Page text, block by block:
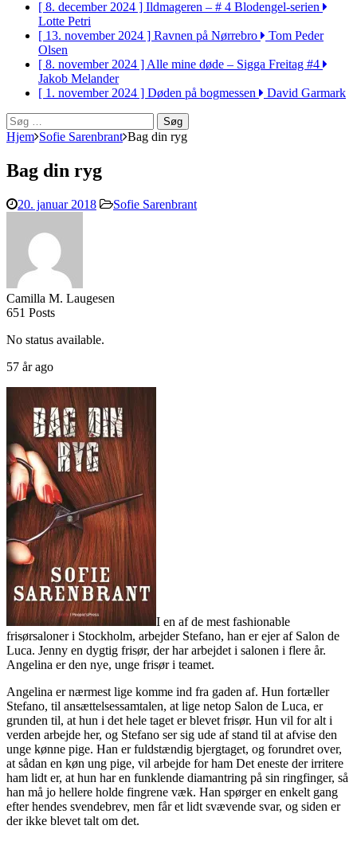
[ 8. december 2024 ] Ildmageren – # 4 Blodengel-serien
Lotte Petri
[ 13. november 2024 ] Ravnen på Nørrebro
Tom Peder
Olsen
[ 8. november 2024 ]Alle mine døde – Sigga Freitag #4
Jakob Melander
[ 1. november 2024 ] Døden på bogmessen
David Garmark
Søg
efter:
Hjem Sofie Sarenbrant Bag din ryg
Bag din ryg
20. januar 2018 Sofie Sarenbrant
Camilla M. Laugesen
651 Posts
No status available.
57 år ago
I en af de mest fashionable
frisørsaloner i Stockholm, arbejder Stefano, han er ejer af Salon de
Luca. Jenny en dygtig frisør, der har arbejdet i salonen i flere år.
Angelina er den nye, unge frisør i teamet.
Angelina er nærmest lige komme ind fra gaden af. Hun fortæller
Stefano, til ansættelsessamtalen, at lige netop Salon de Luca, er
grunden til, at hun i det hele taget er blevet frisør. Hun vil for alt i
verden arbejde her, og Stefano ser sig ude af stand til at afvise den
unge kønne pige. Han er fuldstændig bjergtaget, og forundret over,
at sådan en køn ung pige, vil arbejde for ham Det eneste der irritere
ham lidt er, at hun har en funklende diamantring på sin ringfinger, så
han må jo hellere holde fingrene væk. Han spørger en enkelt gang
efter hendes svendebrev, men får et lidt svævende svar, og siden er
der ikke blevet talt om det.